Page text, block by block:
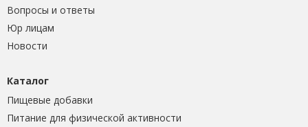
Вопросы и ответы
Юр лицам
Новости
Каталог
Пищевые добавки
Питание для физической активности